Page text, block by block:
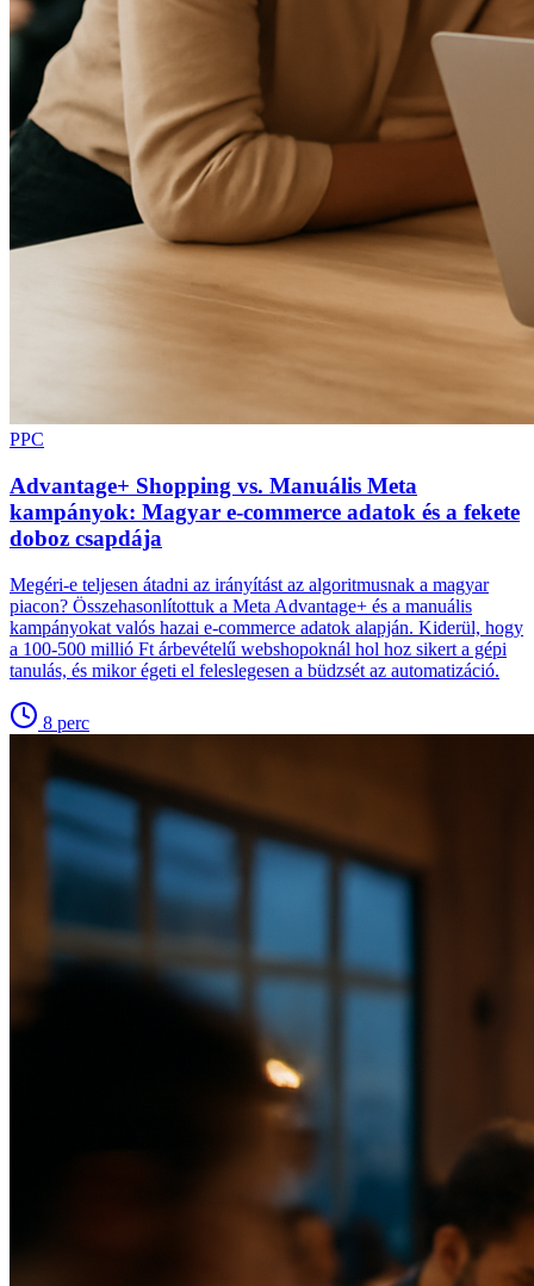
PPC
Advantage+ Shopping vs. Manuális Meta
kampányok: Magyar e-commerce adatok és a fekete
doboz csapdája
Megéri-e teljesen átadni az irányítást az algoritmusnak a magyar
piacon? Összehasonlítottuk a Meta Advantage+ és a manuális
kampányokat valós hazai e-commerce adatok alapján. Kiderül, hogy
a 100-500 millió Ft árbevételű webshopoknál hol hoz sikert a gépi
tanulás, és mikor égeti el feleslegesen a büdzsét az automatizáció.
8 perc